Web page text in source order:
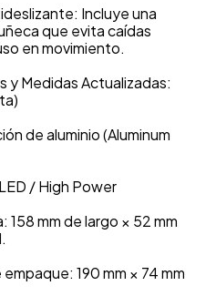
Incluye una
que evita caídas
en movimiento.
y Medidas Actualizadas:
de aluminio (Aluminum
/ High Power
158 mm de largo × 52 mm
190 mm × 74 mm